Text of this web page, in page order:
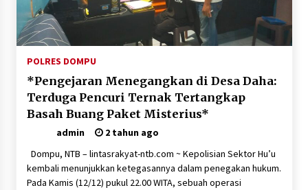
Pelarian terduga Otak Curanmor di Kecamatan
kempo, Berakhir di tangan Tim Opsnal Polsek
Kempo
3 minggu ago
Terduga Curanmor yang sempat jadi DPO
selama Sepekan
3 minggu ago
Tim Opsnal Polsek Kempo Amankan salah satu
Terduga Curanmor yang sempat jadi DPO
selama Sepekan
3 minggu ago
POLRES DOMPU
*Pengejaran Menegangkan di Desa Daha:
Terduga Pencuri Ternak Tertangkap
Basah Buang Paket Misterius*
admin
2 tahun ago
Dompu, NTB – lintasrakyat-ntb.com ~ Kepolisian Sektor Hu’u
kembali menunjukkan ketegasannya dalam penegakan hukum.
Pada Kamis (12/12) pukul 22.00 WITA, sebuah operasi